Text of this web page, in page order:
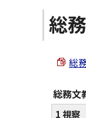
総
総
総務文
1 視察